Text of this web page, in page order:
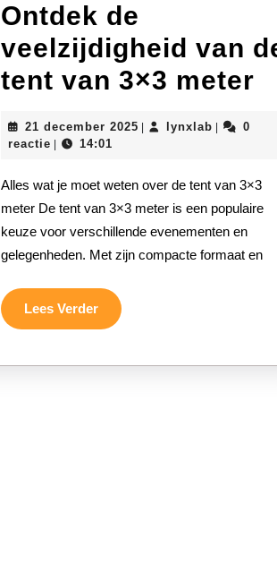
Ontdek de
veelzijdigheid van
tent van 3×3 meter
de
21 december 202521
lynxlablynxlab
0
reactie
14:01
Alles wat je moet weten over de tent van 3×3
meter De tent van 3×3 meter is een populaire
keuze voor verschillende evenementen en
gelegenheden. Met zijn compacte formaat en
Lees VerderLees
Verder